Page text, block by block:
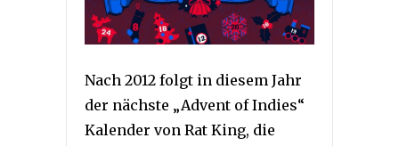
Nach 2012 folgt in diesem Jahr
der nächste „Advent of Indies“
Kalender von Rat King, die